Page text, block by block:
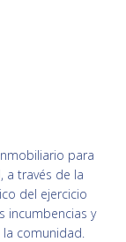
para
a través de la
del ejercicio
incumbencias y
comunidad.